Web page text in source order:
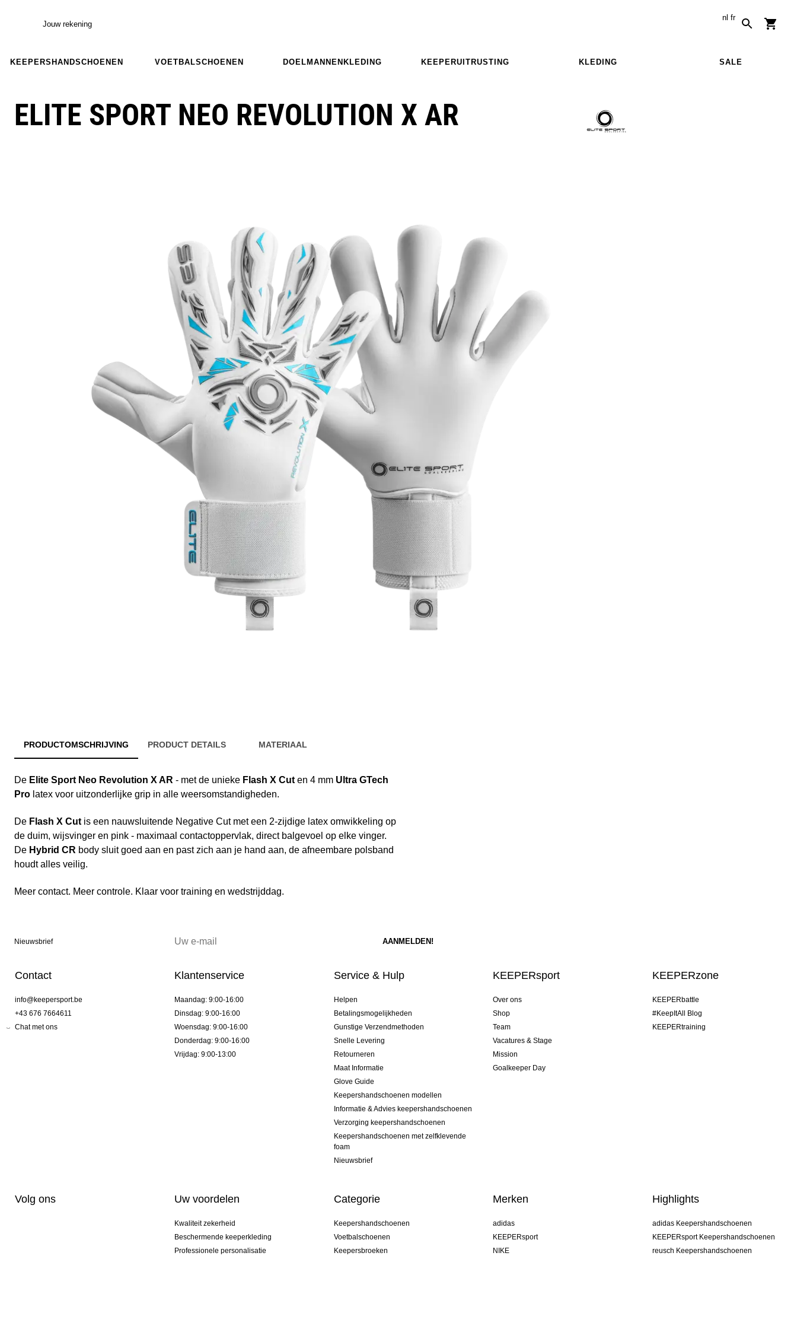
Jouw rekening
nl fr
KEEPERSHANDSCHOENEN VOETBALSCHOENEN DOELMANNENKLEDING KEEPERUITRUSTING KLEDING SALE
ELITE SPORT NEO REVOLUTION X AR
PRODUCTOMSCHRIJVING PRODUCT DETAILS MATERIAAL
De Elite Sport Neo Revolution X AR - met de unieke Flash X Cuten 4 mm Ultra GTech
Pro latex voor uitzonderlijke grip in alle weersomstandigheden.
De Flash X Cutis een nauwsluitende Negative Cut met een 2-zijdige latex omwikkeling op
de duim, wijsvinger en pink - maximaal contactoppervlak, direct balgevoel op elke vinger.
De Hybrid CR body sluit goed aan en past zich aan je hand aan, de afneembare polsband
houdt alles veilig.
Meer contact. Meer controle. Klaar voor training en wedstrijddag.
Nieuwsbrief
Contact
info@keepersport.be
+43 676 7664611
Chat met ons
Klantenservice
Maandag: 9:00-16:00
Dinsdag: 9:00-16:00
Woensdag: 9:00-16:00
Donderdag: 9:00-16:00
Vrijdag: 9:00-13:00
Service & Hulp
Helpen
Betalingsmogelijkheden
Gunstige Verzendmethoden
Snelle Levering
Retourneren
Maat Informatie
Glove Guide
Keepershandschoenen modellen
Informatie & Advies keepershandschoenen
Verzorging keepershandschoenen
Keepershandschoenen met zelfklevende
foam
Nieuwsbrief
KEEPERsport
Over ons
Shop
Team
Vacatures & Stage
Mission
Goalkeeper Day
KEEPERzone
KEEPERbattle
#KeepItAll Blog
KEEPERtraining
Volg ons Uw voordelen
Kwaliteit zekerheid
Beschermende keeperkleding
Professionele personalisatie
Categorie
Keepershandschoenen
Voetbalschoenen
Keepersbroeken
Merken
adidas
KEEPERsport
NIKE
Highlights
adidas Keepershandschoenen
KEEPERsport Keepershandschoenen
reusch Keepershandschoenen